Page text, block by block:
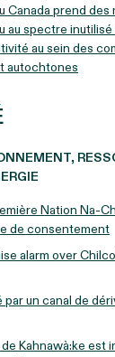
Canada prend des
au spectre inutilisé
au sein des
autochtones
Nation Na-
de consentement
alarm over
par un canal de
Kahnawà:ke est